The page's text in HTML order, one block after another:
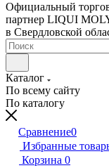
Официальный
партнер LIQUI
в Свердловской
Каталог
По всему сайту
По каталогу
Сравнение0
Избранные
Корзина 0